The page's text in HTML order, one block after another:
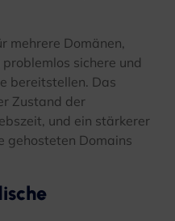
mehrere Domänen,
sichere und
bereitstellen. Das
Zustand der
und ein stärkerer
gehosteten Domains